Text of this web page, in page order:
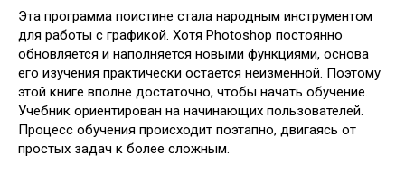
Эта программа поистине стала народным инструментом
для работы с графикой. Хотя Photoshop постоянно
обновляется и наполняется новыми функциями, основа
его изучения практически остается неизменной. Поэтому
этой книге вполне достаточно, чтобы начать обучение.
Учебник ориентирован на начинающих пользователей.
Процесс обучения происходит поэтапно, двигаясь от
простых задач к более сложным.